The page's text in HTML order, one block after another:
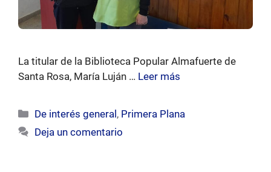
La titular de la Biblioteca Popular Almafuerte de
Santa Rosa, María Luján … Leer más
Categorías
De interés general, Primera Plana
Deja un comentario